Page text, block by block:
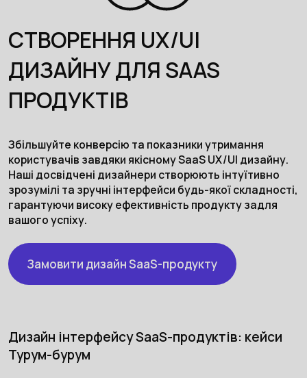
СТВОРЕННЯ UX/UI
ДИЗАЙНУ ДЛЯ SAAS
ПРОДУКТІВ
Збільшуйте конверсію та показники утримання
користувачів завдяки якісному SaaS UX/UI дизайну.
Наші досвідчені дизайнери створюють інтуїтивно
зрозумілі та зручні інтерфейси будь-якої складності,
гарантуючи високу ефективність продукту задля
вашого успіху.
Замовити дизайн SaaS-продукту
Дизайн інтерфейсу SaaS-продуктів: кейси
Турум-бурум